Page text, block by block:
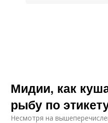
Мидии, как
рыбу по
Несмотря на